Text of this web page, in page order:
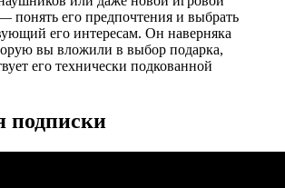
понять его предпочтения и выбрать
его интересам. Он наверняка
вы вложили в выбор подарка,
его технически подкованной
подписки